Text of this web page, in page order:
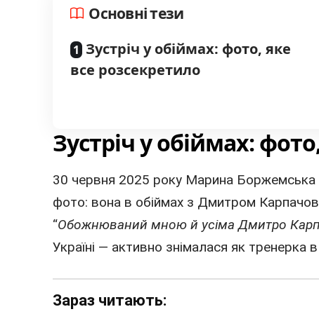
Основні тези
Зустріч у обіймах: фото, яке
все розсекретило
Зустріч у обіймах:
30 червня 2025 року Марина Боржемська
фото: вона в обіймах з Дмитром
“Обожнюваний мною й усіма Дмитро
Україні — активно знімалася як тренерка
Зараз читають: